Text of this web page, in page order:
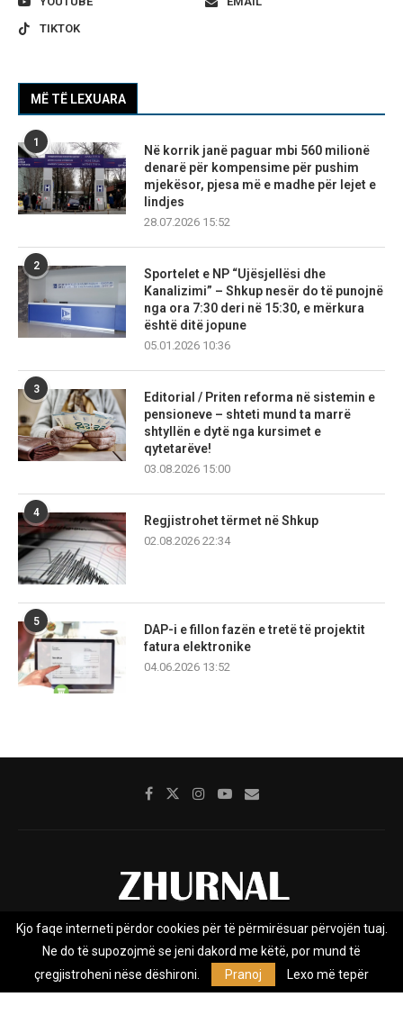
TIKTOK
MË TË LEXUARA
1
Në korrik janë paguar mbi 560 milionë
denarë për kompensime për pushim
mjekësor, pjesa më e madhe për lejet e
lindjes
28.07.2026 15:52
2
Sportelet e NP “Ujësjellësi dhe
Kanalizimi” – Shkup nesër do të punojnë
nga ora 7:30 deri në 15:30, e mërkura
është ditë jopune
05.01.2026 10:36
3
Editorial / Priten reforma në sistemin e
pensioneve – shteti mund ta marrë
shtyllën e dytë nga kursimet e
qytetarëve!
03.08.2026 15:00
4
Regjistrohet tërmet në Shkup
02.08.2026 22:34
5
DAP-i e fillon fazën e tretë të projektit
fatura elektronike
04.06.2026 13:52
Rreth nesh Impresumi Marketing
Kontakt
Privacy Policy
Zhurnal.mk është Agjenci e Lajmeve e pavarur, e themeluar në vitin
Kjo faqe interneti përdor cookies për të përmirësuar përvojën tuaj.
Ne do të supozojmë se jeni dakord me këtë, por mund të
çregjistroheni nëse dëshironi.
Pranoj Lexo më tepër